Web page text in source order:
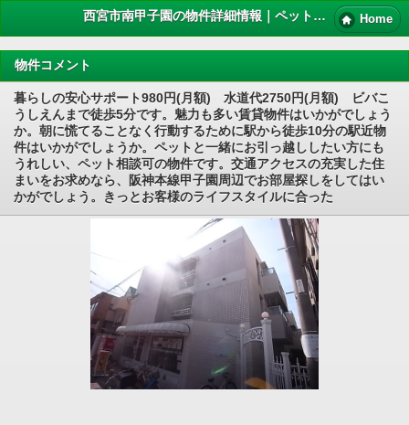
西宮市南甲子園の物件詳細情報｜ペット 賃貸 Home
物件コメント
暮らしの安心サポート980円(月額) 水道代2750円(月額) ビバこ
うしえんまで徒歩5分です。魅力も多い賃貸物件はいかがでしょう
か。朝に慌てることなく行動するために駅から徒歩10分の駅近物
件はいかがでしょうか。ペットと一緒にお引っ越ししたい方にも
うれしい、ペット相談可の物件です。交通アクセスの充実した住
まいをお求めなら、阪神本線甲子園周辺でお部屋探しをしてはい
かがでしょう。きっとお客様のライフスタイルに合った